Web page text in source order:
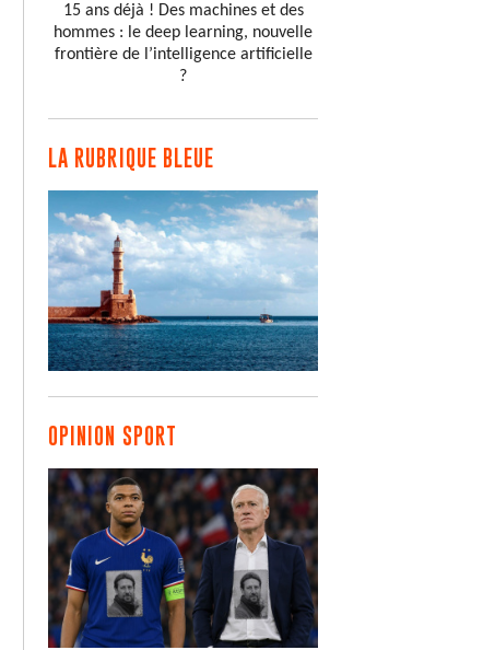
15 ans déjà ! Des machines et des
hommes : le deep learning, nouvelle
frontière de l’intelligence artificielle
?
LA RUBRIQUE BLEUE
OPINION SPORT